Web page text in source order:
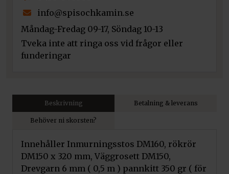
info@spisochkamin.se
Måndag-Fredag 09-17, Söndag 10-13
Tveka inte att ringa oss vid frågor eller
funderingar
Beskrivning Betalning & leverans
Behöver ni skorsten?
Innehåller Inmurningsstos DM160, rökrör
DM150 x 320 mm, Väggrosett DM150,
Drevgarn 6 mm ( 0,5 m ) pannkitt 350 gr ( för